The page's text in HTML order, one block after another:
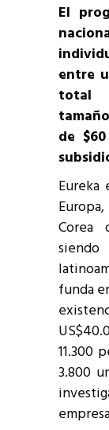
El
entre
total
de
Eureka
Corea
funda
11.300
3.800